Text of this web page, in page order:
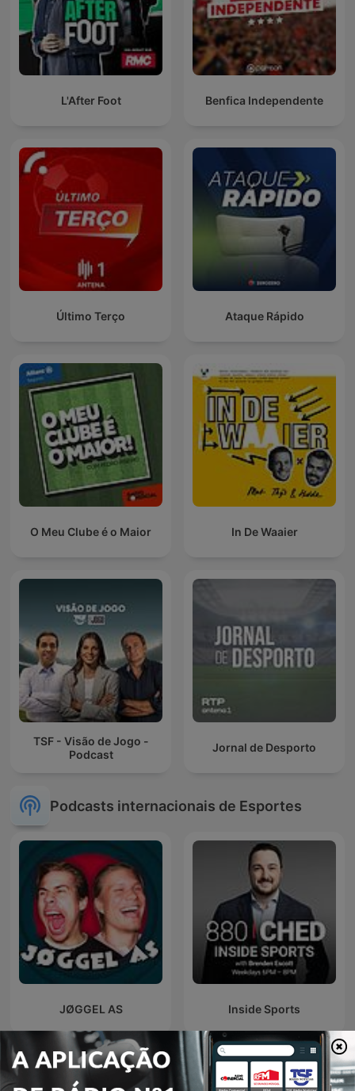
L'After Foot Benfica Independente
Último Terço Ataque Rápido
O Meu Clube é o Maior In De Waaier
TSF - Visão de Jogo -
Podcast
Jornal de Desporto
Podcasts internacionais de Esportes
JØGGEL AS Inside Sports